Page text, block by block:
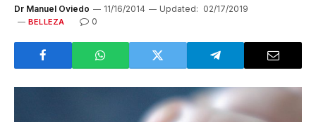
Dr Manuel Oviedo 11/16/2014 Updated: 02/17/2019
BELLEZA 0